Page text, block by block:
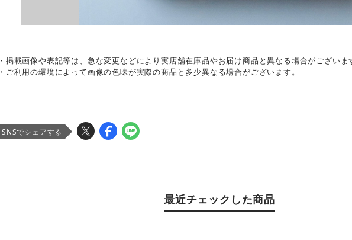
・掲載画像や表記等は、急な変更などにより実店舗在庫品やお届け商品と異なる場合がございま
・ご利用の環境によって画像の色味が実際の商品と多少異なる場合がございます。
SNSでシェアする
最近チェックした商品